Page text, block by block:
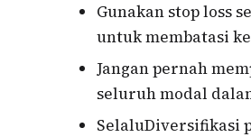
Gunakan stop loss
untuk membatasi
Jangan pernah
seluruh modal
SelaluDiversifikasi